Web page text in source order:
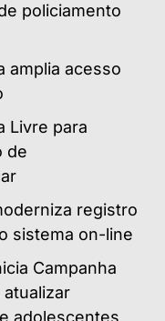
policiamento
amplia acesso
Livre para
de
registro
sistema on-line
Campanha
atualizar